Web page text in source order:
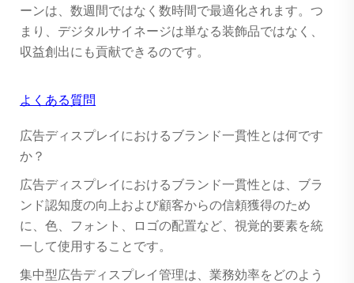
ーンは、数週間ではなく数時間で最適化されます。つ
まり、デジタルサイネージは単なる装飾品ではなく、
収益創出にも貢献できるのです。
よくある質問
広告ディスプレイにおけるブランド一貫性とは何です
か？
広告ディスプレイにおけるブランド一貫性とは、ブラ
ンド認知度の向上および顧客からの信頼獲得のため
に、色、フォント、ロゴの配置など、視覚的要素を統
一して使用することです。
集中型広告ディスプレイ管理は、業務効率をどのよう